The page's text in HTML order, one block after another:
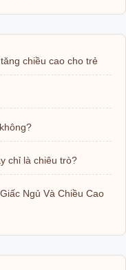
chiều cao cho trẻ
chỉ là chiêu trò?
Ngủ Và Chiều Cao